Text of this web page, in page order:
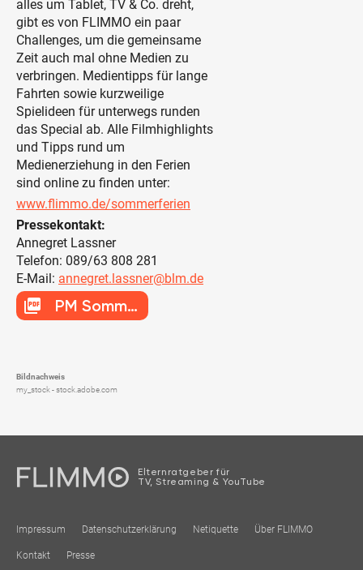
alles um Tablet, TV & Co. dreht,
gibt es von FLIMMO ein paar
Challenges, um die gemeinsame
Zeit auch mal ohne Medien zu
verbringen. Medientipps für lange
Fahrten sowie kurzweilige
Spielideen für unterwegs runden
das Special ab. Alle Filmhighlights
und Tipps rund um
Medienerziehung in den Ferien
sind online zu finden unter:
www.flimmo.de/sommerferien
Pressekontakt:
Annegret Lassner
Telefon: 089/63 808 281
E-Mail: annegret.lassner@blm.de
picture_as_pdf PM Sommerferien
Bildnachweis
my_stock - stock.adobe.com
Elternratgeber für
TV, Streaming & YouTube
Impressum Datenschutzerklärung Netiquette Über FLIMMO
Kontakt Presse